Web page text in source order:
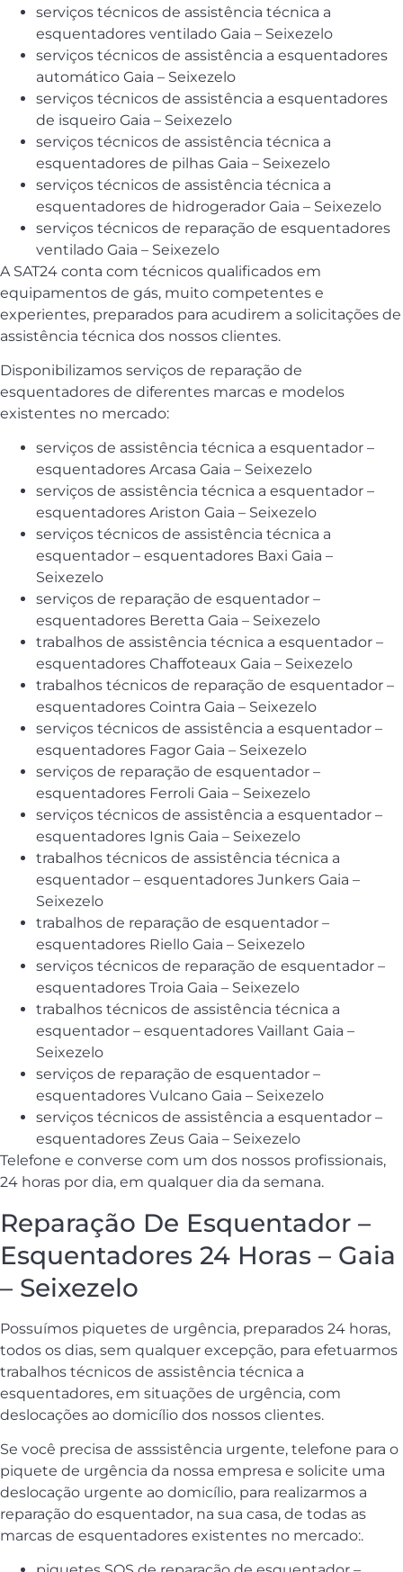
serviços técnicos de assistência técnica a
esquentadores ventilado Gaia – Seixezelo
serviços técnicos de assistência a esquentadores
automático Gaia – Seixezelo
serviços técnicos de assistência a esquentadores
de isqueiro Gaia – Seixezelo
serviços técnicos de assistência técnica a
esquentadores de pilhas Gaia – Seixezelo
serviços técnicos de assistência técnica a
esquentadores de hidrogerador Gaia – Seixezelo
serviços técnicos de reparação de esquentadores
ventilado Gaia – Seixezelo
A SAT24 conta com técnicos qualificados em
equipamentos de gás, muito competentes e
experientes, preparados para acudirem a solicitações de
assistência técnica dos nossos clientes.
Disponibilizamos serviços de reparação de
esquentadores de diferentes marcas e modelos
existentes no mercado:
serviços de assistência técnica a esquentador –
esquentadores Arcasa Gaia – Seixezelo
serviços de assistência técnica a esquentador –
esquentadores Ariston Gaia – Seixezelo
serviços técnicos de assistência técnica a
esquentador – esquentadores Baxi Gaia –
Seixezelo
serviços de reparação de esquentador –
esquentadores Beretta Gaia – Seixezelo
trabalhos de assistência técnica a esquentador –
esquentadores Chaffoteaux Gaia – Seixezelo
trabalhos técnicos de reparação de esquentador –
esquentadores Cointra Gaia – Seixezelo
serviços técnicos de assistência a esquentador –
esquentadores Fagor Gaia – Seixezelo
serviços de reparação de esquentador –
esquentadores Ferroli Gaia – Seixezelo
serviços técnicos de assistência a esquentador –
esquentadores Ignis Gaia – Seixezelo
trabalhos técnicos de assistência técnica a
esquentador – esquentadores Junkers Gaia –
Seixezelo
trabalhos de reparação de esquentador –
esquentadores Riello Gaia – Seixezelo
serviços técnicos de reparação de esquentador –
esquentadores Troia Gaia – Seixezelo
trabalhos técnicos de assistência técnica a
esquentador – esquentadores Vaillant Gaia –
Seixezelo
serviços de reparação de esquentador –
esquentadores Vulcano Gaia – Seixezelo
serviços técnicos de assistência a esquentador –
esquentadores Zeus Gaia – Seixezelo
Telefone e converse com um dos nossos profissionais,
24 horas por dia, em qualquer dia da semana.
Reparação De Esquentador –
Esquentadores 24 Horas – Gaia
– Seixezelo
Possuímos piquetes de urgência, preparados 24 horas,
todos os dias, sem qualquer excepção, para efetuarmos
trabalhos técnicos de assistência técnica a
esquentadores, em situações de urgência, com
deslocações ao domicílio dos nossos clientes.
Se você precisa de asssistência urgente, telefone para o
piquete de urgência da nossa empresa e solicite uma
deslocação urgente ao domicílio, para realizarmos a
reparação do esquentador, na sua casa, de todas as
marcas de esquentadores existentes no mercado:.